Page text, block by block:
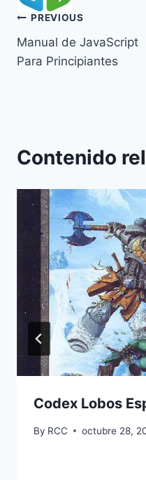
Navegación
de
PREVIOUS
Manual de JavaScript
Para Principiantes
Contenido
Codex Lobos
By RCC octubre 28,